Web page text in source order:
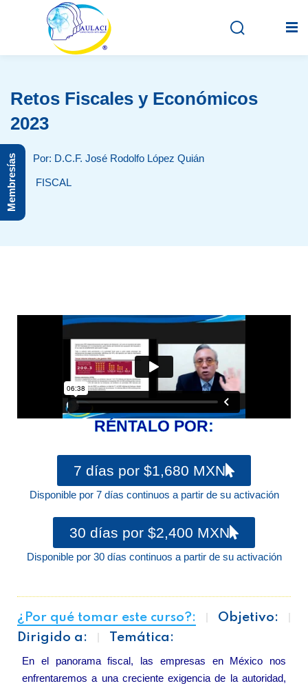
Inicio
Grabados
Retos Fiscales y Económicos
2023
Por: D.C.F. José Rodolfo López Quián
FISCAL
RÉNTALO POR:
7 días por $1,680 MXN
Disponible por 7 días continuos a partir de su activación
30 días por $2,400 MXN
Disponible por 30 días continuos a partir de su activación
¿Por qué tomar este curso?:
Objetivo:
Dirigido a:
Temática:
En el panorama fiscal, las empresas en México nos
enfrentaremos a una creciente exigencia de la autoridad,
Membresías